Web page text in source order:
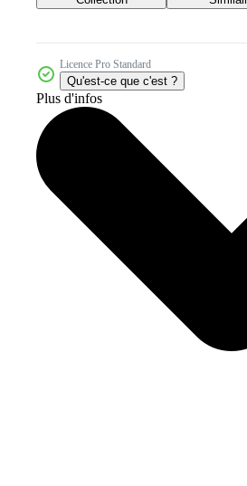
Licence Pro Standard
Qu'est-ce que c'est ?
Plus d'infos